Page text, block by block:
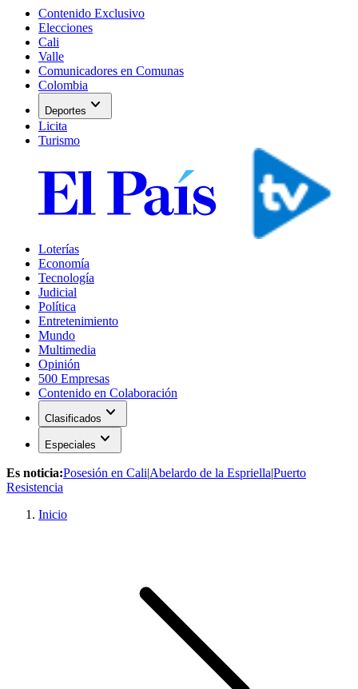
Contenido Exclusivo
Elecciones
Cali
Valle
Comunicadores en Comunas
Colombia
Deportes expand_more
Licita
Turismo
Loterías
Economía
Tecnología
Judicial
Política
Entretenimiento
Mundo
Multimedia
Opinión
500 Empresas
Contenido en Colaboración
Clasificados expand_more
Especiales expand_more
Es noticia:Posesión en Cali|Abelardo de la Espriella|Puerto
Resistencia
Inicio